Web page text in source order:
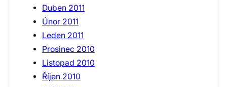
Duben 2011
Únor 2011
Leden 2011
Prosinec 2010
Listopad 2010
Říjen 2010